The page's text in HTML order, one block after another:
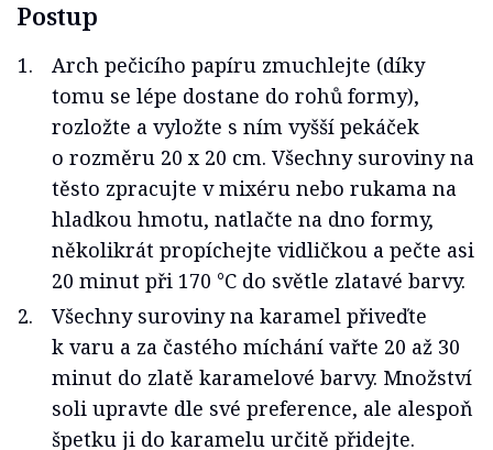
Postup
Arch pečicího papíru zmuchlejte (díky
tomu se lépe dostane do rohů formy),
rozložte a vyložte s ním vyšší pekáček
o rozměru 20 x 20 cm. Všechny suroviny na
těsto zpracujte v mixéru nebo rukama na
hladkou hmotu, natlačte na dno formy,
několikrát propíchejte vidličkou a pečte asi
20 minut při 170 °C do světle zlatavé barvy.
Všechny suroviny na karamel přiveďte
k varu a za častého míchání vařte 20 až 30
minut do zlatě karamelové barvy. Množství
soli upravte dle své preference, ale alespoň
špetku ji do karamelu určitě přidejte.